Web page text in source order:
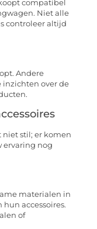
compatibel
Niet alle
controleer altijd
Andere
inzichten over de
niet stil; er komen
ervaring nog
materialen in
accessoires.
of